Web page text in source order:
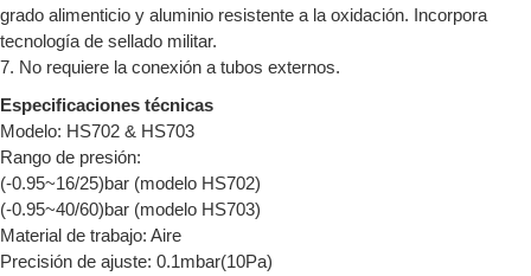
grado alimenticio y aluminio resistente a la oxidación. Incorpora
tecnología de sellado militar.
7. No requiere la conexión a tubos externos.
Especificaciones técnicas
Modelo: HS702 & HS703
Rango de presión:
(-0.95~16/25)bar (modelo HS702)
(-0.95~40/60)bar (modelo HS703)
Material de trabajo: Aire
Precisión de ajuste: 0.1mbar(10Pa)